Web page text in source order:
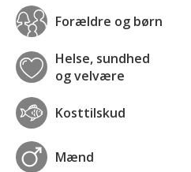
Forældre og børn
Helse, sundhed
og velvære
Kosttilskud
Mænd